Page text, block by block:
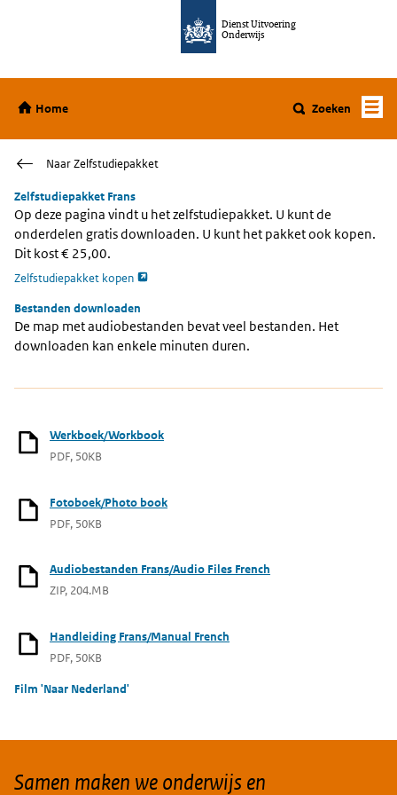
Dienst Uitvoering
Onderwijs
Home
Home Zoeken
Naar Zelfstudiepakket
Zelfstudiepakket Frans
Op deze pagina vindt u het zelfstudiepakket. U kunt de
onderdelen gratis downloaden. U kunt het pakket ook kopen.
Dit kost € 25,00.
Zelfstudiepakket kopen opent externe pagina
Bestanden downloaden
De map met audiobestanden bevat veel bestanden. Het
downloaden kan enkele minuten duren.
Werkboek/Workbook
PDF, 50KB
Fotoboek/Photo book
PDF, 50KB
Audiobestanden Frans/Audio Files French
ZIP, 204.MB
Handleiding Frans/Manual French
PDF, 50KB
Film 'Naar Nederland'
Samen maken we onderwijs en